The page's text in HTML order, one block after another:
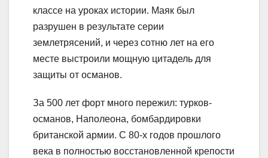
классе на уроках истории. Маяк был
разрушен в результате серии
землетрясений, и через сотню лет на его
месте выстроили мощную цитадель для
защиты от османов.
За 500 лет форт много пережил: турков-
османов, Наполеона, бомбардировки
британской армии. С 80-х годов прошлого
века в полностью восстановленной крепости